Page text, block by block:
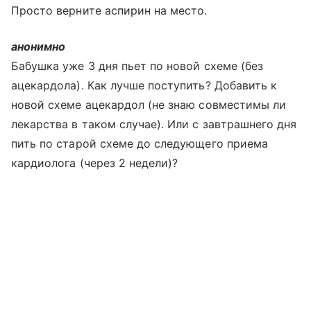
Просто верните аспирин на место.
анонимно
Бабушка уже 3 дня пьет по новой схеме (без
ацекардола). Как лучше поступить? Добавить к
новой схеме ацекардол (не знаю совместимы ли
лекарства в таком случае). Или с завтрашнего дня
пить по старой схеме до следующего приема
кардиолога (через 2 недели)?